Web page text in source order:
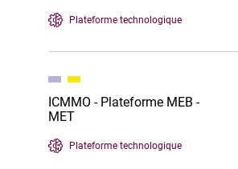
Plateforme technologique
ICMMO - Plateforme MEB -
MET
Plateforme technologique